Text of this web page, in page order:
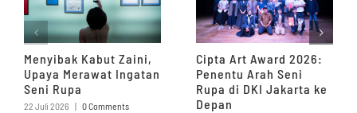
Menyibak Kabut Zaini,
Upaya Merawat Ingatan
Seni Rupa
22 Juli 2026 | 0 Comments
Cipta Art Award 2026:
Penentu Arah Seni
Rupa di DKI Jakarta ke
Depan